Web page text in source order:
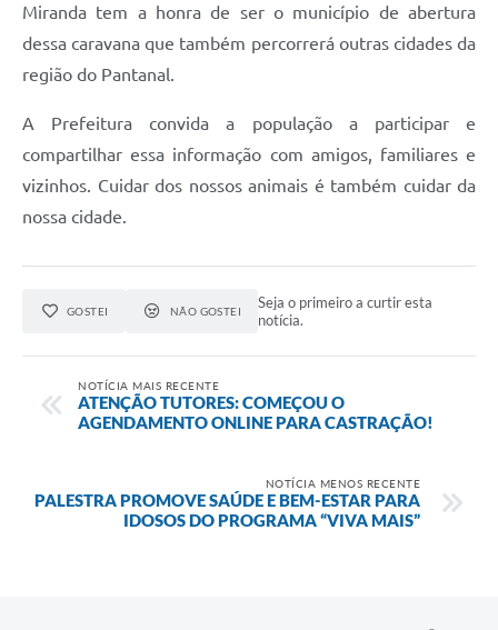
Miranda tem a honra de ser o município de abertura
dessa caravana que também percorrerá outras cidades da
região do Pantanal.
A Prefeitura convida a população a participar e
compartilhar essa informação com amigos, familiares e
vizinhos. Cuidar dos nossos animais é também cuidar da
nossa cidade.
GOSTEI NÃO GOSTEI
Seja o primeiro a curtir esta
notícia.
NOTÍCIA MAIS RECENTE
ATENÇÃO TUTORES: COMEÇOU O
AGENDAMENTO ONLINE PARA CASTRAÇÃO!
NOTÍCIA MENOS RECENTE
PALESTRA PROMOVE SAÚDE E BEM-ESTAR PARA
IDOSOS DO PROGRAMA “VIVA MAIS”